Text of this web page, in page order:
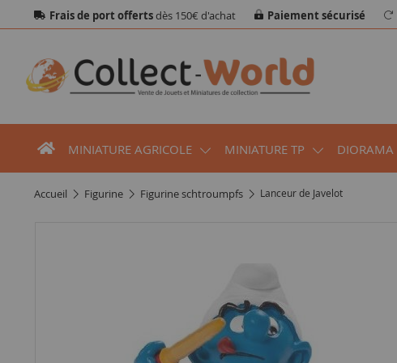
Frais de port offertsdès 150€ d'achat Paiement sécurisé
MINIATURE AGRICOLE MINIATURE TP DIORAMA
accueil figurine figurine schtroumpfs Lanceur de Javelot